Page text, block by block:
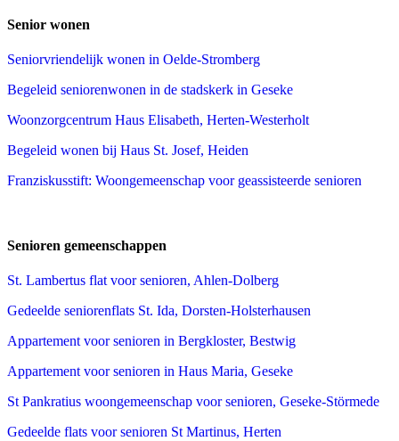
Senior wonen
Seniorvriendelijk wonen in Oelde-Stromberg
Begeleid seniorenwonen in de stadskerk in Geseke
Woonzorgcentrum Haus Elisabeth, Herten-Westerholt
Begeleid wonen bij Haus St. Josef, Heiden
Franziskusstift: Woongemeenschap voor geassisteerde senioren
Senioren gemeenschappen
St. Lambertus flat voor senioren, Ahlen-Dolberg
Gedeelde seniorenflats St. Ida, Dorsten-Holsterhausen
Appartement voor senioren in Bergkloster, Bestwig
Appartement voor senioren in Haus Maria, Geseke
St Pankratius woongemeenschap voor senioren, Geseke-Störmede
Gedeelde flats voor senioren St Martinus, Herten